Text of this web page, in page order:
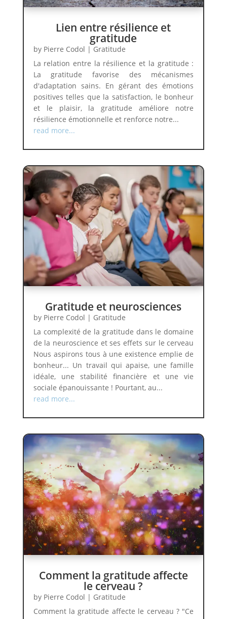
Lien entre résilience et
gratitude
by Pierre Codol | Gratitude
La relation entre la résilience et la gratitude :
La gratitude favorise des mécanismes
d'adaptation sains. En gérant des émotions
positives telles que la satisfaction, le bonheur
et le plaisir, la gratitude améliore notre
résilience émotionnelle et renforce notre...
read more...
Gratitude et neurosciences
by Pierre Codol | Gratitude
La complexité de la gratitude dans le domaine
de la neuroscience et ses effets sur le cerveau
Nous aspirons tous à une existence emplie de
bonheur... Un travail qui apaise, une famille
idéale, une stabilité financière et une vie
sociale épanouissante ! Pourtant, au...
read more...
Comment la gratitude affecte
le cerveau ?
by Pierre Codol | Gratitude
Comment la gratitude affecte le cerveau ? "Ce